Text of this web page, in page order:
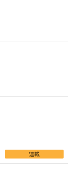
連載